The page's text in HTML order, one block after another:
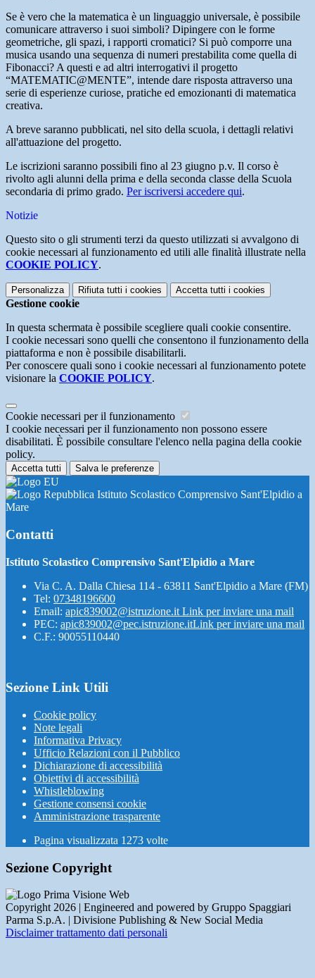
Se è vero che la matematica è un linguaggio universale, è possibile
comunicare attraverso i suoi simboli? Dipingere con le forme
geometriche, gli spazi, i rapporti cromatici? Si può comporre una
musica usando una sequenza di numeri prestabilita come quella di
Fibonacci? A questi e ad altri interrogativi il progetto
“MATEMATIC@MENTE”, intende dare risposta attraverso una
serie di esperienze curiose, pratiche ed emozionanti di matematica
creativa.
A breve saranno pubblicati, nel sito della scuola, i dettagli relativi
all'attuazione del progetto.
Le iscrizioni saranno possibili fino al 23 giugno p.v. Il corso è
rivolto agli alunni della prima e della seconda classe della Scuola
secondaria di primo grado. Per iscriversi accedere qui.
Notizie
Questo sito o gli strumenti terzi da questo utilizzati si avvalgono di
cookie necessari al funzionamento ed utili alle finalità illustrate nella
COOKIE POLICY.
Personalizza Rifiuta tutti i cookies Accetta tutti i cookies
Gestione cookie
In questa schermata è possibile scegliere quali cookie consentire.
I cookie necessari sono quelli che consentono il funzionamento della
piattaforma e non è possibile disabilitarli.
Per conoscere quali sono i cookie necessari al funzionamento potete
visionare la COOKIE POLICY.
Cookie necessari per il funzionamento
I cookie necessari per il funzionamento non possono essere
disabilitati. È possibile consultare l'elenco nella pagina della cookie
policy.
Accetta tutti Salva le preferenze
Istituto Scolastico Comprensivo Sant'Elpidio a
Mare
Contatti
Istituto Scolastico Comprensivo Sant'Elpidio a Mare
Via C. A. Dalla Chiesa 114 - 63811 Sant'Elpidio a Mare (FM)
Tel: 07348196600
Email: apic839002@istruzione.it Link per inviare una mail
PEC: apic839002@pec.istruzione.itLink per inviare una mail
C.F.: 90055110440
Sezione Link Utili
Cookie policy
Note legali
Informativa Privacy
Ufficio Relazioni con il Pubblico
Dichiarazione di accessibilità
Obiettivi di accessibilità
Whistleblowing
Gestione consensi cookie
Amministrazione trasparente
Pagina visualizzata 1273 volte
Sezione Copyright
Copyright 2026 | Engineered and powered by Gruppo Spaggiari
Parma S.p.A. | Divisione Publishing & New Social Media
Disclaimer trattamento dati personali